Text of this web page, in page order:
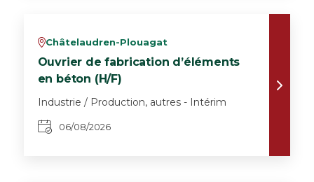
vChâtelaudren-Plouagat
Ouvrier de fabrication d’éléments
en béton (H/F)
Industrie / Production, autres - Intérim
06/08/2026